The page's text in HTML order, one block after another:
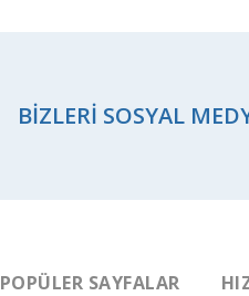
BIZLERI SOSYAL
POPÜLER SAYFALAR